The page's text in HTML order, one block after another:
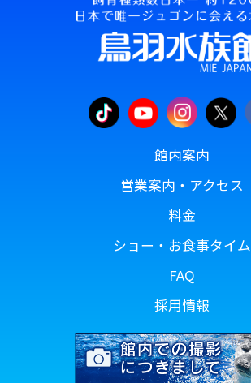
館内案内
営業案内・アクセス
料金
ショー・お食事タイム
FAQ
採用情報